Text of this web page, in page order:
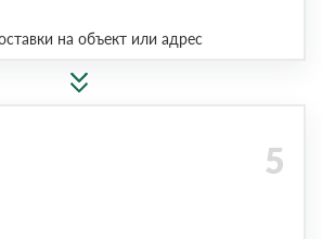
на объект или адрес